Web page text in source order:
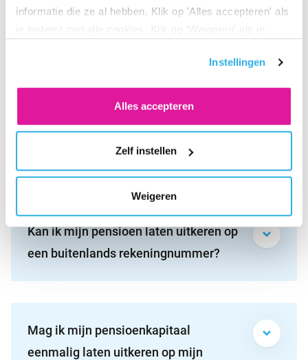
informatie die ze al hebben. Klik op 'Alles accepteren' als
vind je meer informatie. Je kunt altijd je toestemming
Instellingen
Alles accepteren
Zelf instellen
Weigeren
Hoe werkt de overgang naar de nieuwe
pensioenwet bij BeFrank?
Kan ik mijn pensioen laten uitkeren op
een buitenlands rekeningnummer?
Mag ik mijn pensioenkapitaal
eenmalig laten uitkeren op mijn